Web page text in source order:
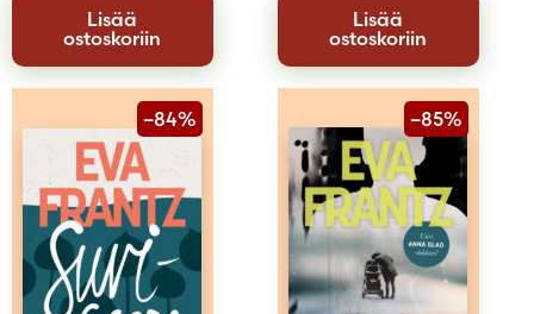
Lisää
ostoskoriin
Lisää
ostoskoriin
–84% –85%